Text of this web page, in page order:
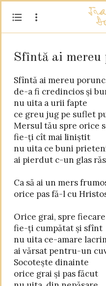
Sfîntă ai mereu
Sfîntă ai mereu
de-a fi credincios și
nu uita a urii fapte
ce greu jug pe suflet
Mersul tău spre orice
fie-ți cît mai liniștit
nu uita ce buni
ai pierdut c-un glas
Ca să ai un mers
orice pas fă-l cu
Orice grai, spre fiecare
fie-ți cumpătat și sfînt
nu uita ce-amare
ai vărsat pentru-un
Socotește dinainte
orice grai și pas făcut